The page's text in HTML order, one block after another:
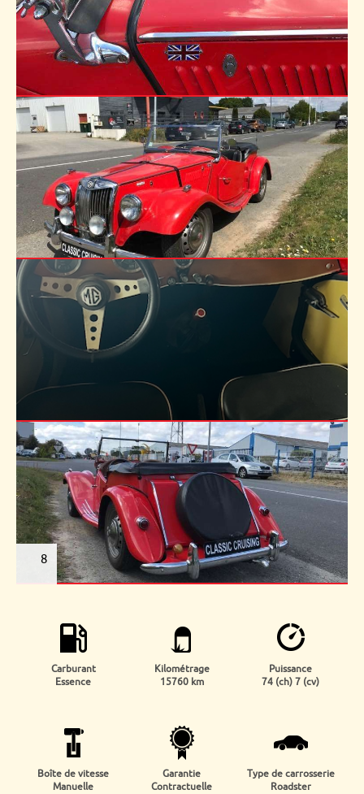
8
Carburant
Essence
Kilométrage
15760 km
Puissance
74 (ch) 7 (cv)
Boîte de vitesse
Manuelle
Garantie
Contractuelle
Type de carrosserie
Roadster